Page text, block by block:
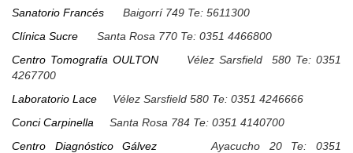
Sanatorio Francés Baigorrí 749 Te: 5611300
Clínica Sucre Santa Rosa 770 Te: 0351 4466800
Centro Tomografía OULTON Vélez Sarsfield 580 Te: 0351
4267700
Laboratorio Lace Vélez Sarsfield 580 Te: 0351 4246666
Conci Carpinella Santa Rosa 784 Te: 0351 4140700
Centro Diagnóstico Gálvez Ayacucho 20 Te: 0351